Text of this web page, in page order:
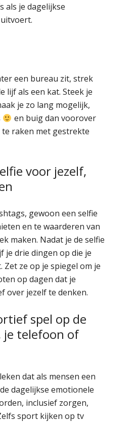
als je dagelijkse
een bureau zit, strek
lijf als een kat. Steek je
je zo lang mogelijk,
en buig dan voorover
raken met gestrekte
voor jezelf,
gewoon een selfie
en te waarderen van
maken. Nadat je de selfie
je drie dingen op die je
Zet ze op je spiegel om je
op dagen dat je
over jezelf te denken.
spel op de
je telefoon of
dat als mensen een
dagelijkse emotionele
inclusief zorgen,
sport kijken op tv